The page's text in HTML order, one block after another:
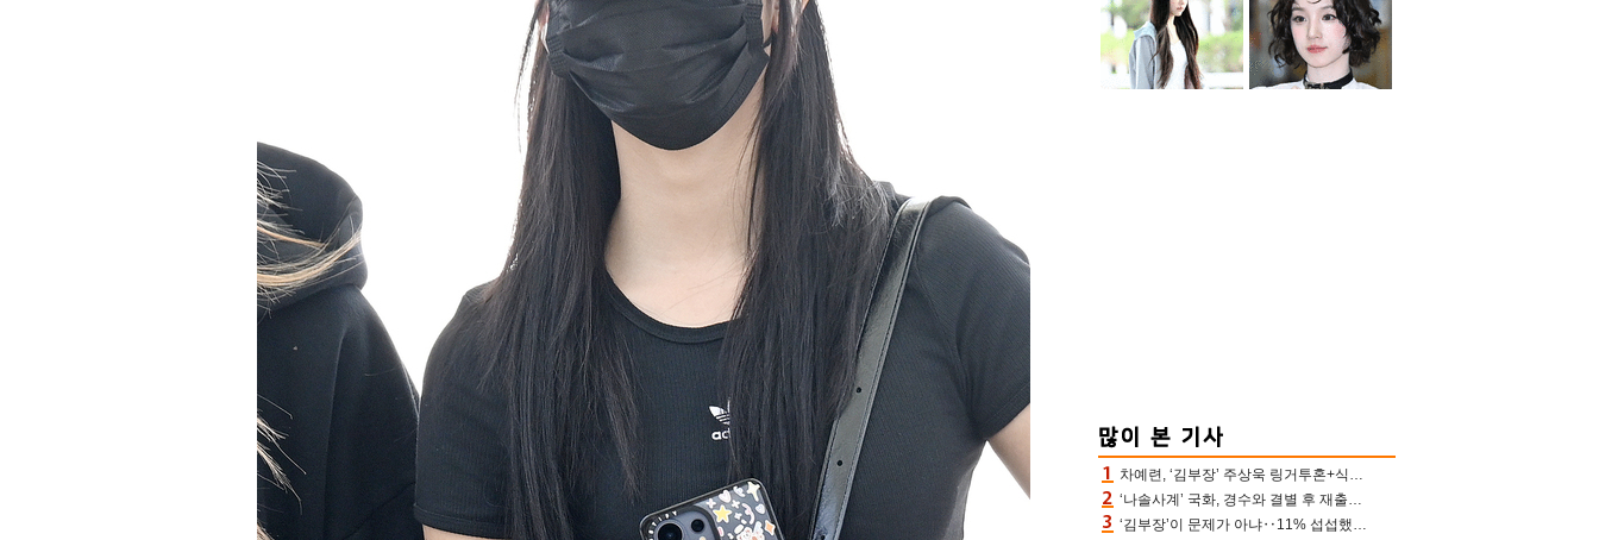
차예련, ‘김부장’ 주상욱 링거투혼+식스팩 비화 “옷 벗는데 아저씨는 안 된다고”(차장금)
‘나솔사계’ 국화, 경수와 결별 후 재출연…첫인상 3표 몰표
‘김부장’이 문제가 아냐‥11% 섭섭했던 ‘재벌X형사2’ 돈·빽 총동원해 컴백 [TV보고서]